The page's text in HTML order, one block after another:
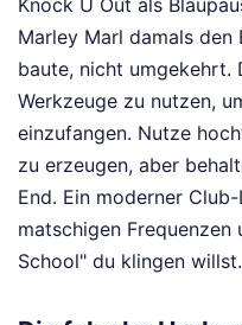
Marley Marl damals den
baute, nicht umgekehrt.
Werkzeuge zu nutzen,
einzufangen. Nutze
zu erzeugen, aber
End. Ein moderner
matschigen
School" du klingen willst.